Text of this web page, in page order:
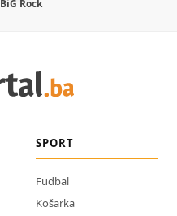
BiG Rock
SPORT
Fudbal
Košarka